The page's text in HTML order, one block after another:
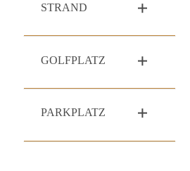
STRAND
GOLFPLATZ
PARKPLATZ